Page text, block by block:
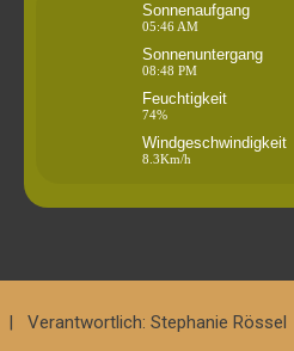
Sonnenaufgang
05:46 AM
Sonnenuntergang
08:48 PM
Feuchtigkeit
74%
Windgeschwindigkeit
8.3Km/h
Verantwortlich: Stephanie Rössel